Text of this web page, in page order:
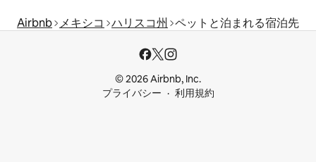
Airbnb メキシコ ハリスコ州 ペットと泊まれる宿泊先
© 2026 Airbnb, Inc.
プライバシー
利用規約